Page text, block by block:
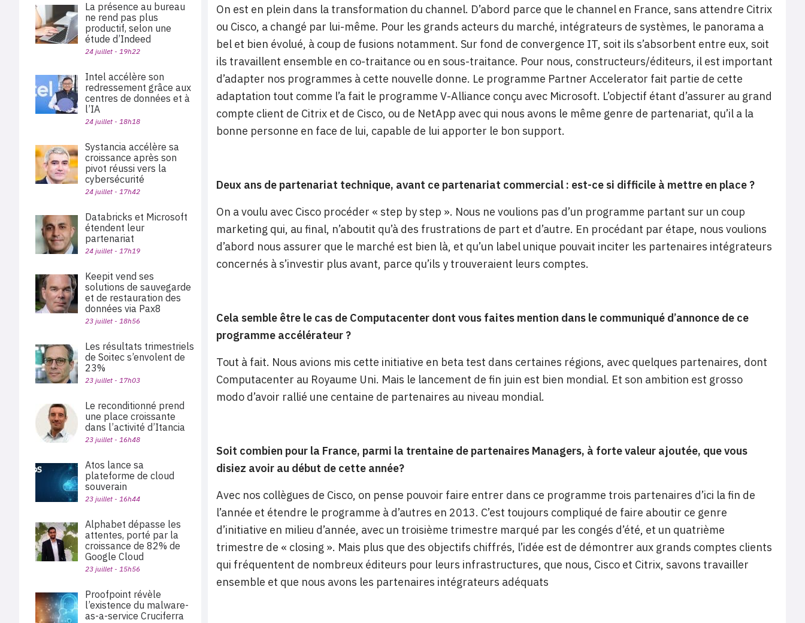
On est en plein dans la transformation du channel. D’abord parce que le channel en France, sans attendre Citrix
ou Cisco, a changé par lui-même. Pour les grands acteurs du marché, intégrateurs de systèmes, le panorama a
bel et bien évolué, à coup de fusions notamment. Sur fond de convergence IT, soit ils s’absorbent entre eux, soit
ils travaillent ensemble en co-traitance ou en sous-traitance. Pour nous, constructeurs/éditeurs, il est important
d’adapter nos programmes à cette nouvelle donne. Le programme Partner Accelerator fait partie de cette
adaptation tout comme l’a fait le programme V-Alliance conçu avec Microsoft. L’objectif étant d’assurer au grand
compte client de Citrix et de Cisco, ou de NetApp avec qui nous avons le même genre de partenariat, qu’il a la
bonne personne en face de lui, capable de lui apporter le bon support.
Deux ans de partenariat technique, avant ce partenariat commercial : est-ce si difficile à mettre en place ?
On a voulu avec Cisco procéder « step by step ». Nous ne voulions pas d’un programme partant sur un coup
marketing qui, au final, n’aboutit qu’à des frustrations de part et d’autre. En procédant par étape, nous voulions
d’abord nous assurer que le marché est bien là, et qu’un label unique pouvait inciter les partenaires intégrateurs
concernés à s’investir plus avant, parce qu’ils y trouveraient leurs comptes.
Cela semble être le cas de Computacenter dont vous faites mention dans le communiqué d’annonce de ce
programme accélérateur ?
Tout à fait. Nous avions mis cette initiative en beta test dans certaines régions, avec quelques partenaires, dont
Computacenter au Royaume Uni. Mais le lancement de fin juin est bien mondial. Et son ambition est grosso
modo d’avoir rallié une centaine de partenaires au niveau mondial.
Soit combien pour la France, parmi la trentaine de partenaires Managers, à forte valeur ajoutée, que vous
disiez avoir au début de cette année?
Avec nos collègues de Cisco, on pense pouvoir faire entrer dans ce programme trois partenaires d’ici la fin de
l’année et étendre le programme à d’autres en 2013. C’est toujours compliqué de faire aboutir ce genre
d’initiative en milieu d’année, avec un troisième trimestre marqué par les congés d’été, et un quatrième
trimestre de « closing ». Mais plus que des objectifs chiffrés, l’idée est de démontrer aux grands comptes clients
qui fréquentent de nombreux éditeurs pour leurs infrastructures, que nous, Cisco et Citrix, savons travailler
ensemble et que nous avons les partenaires intégrateurs adéquats
La présence au bureau
ne rend pas plus
productif, selon une
étude d’Indeed
24 juillet - 19h22
Intel accélère son
redressement grâce aux
centres de données et à
l’IA
24 juillet - 18h18
Systancia accélère sa
croissance après son
pivot réussi vers la
cybersécurité
24 juillet - 17h42
Databricks et Microsoft
étendent leur
partenariat
24 juillet - 17h19
Keepit vend ses
solutions de sauvegarde
et de restauration des
données via Pax8
23 juillet - 18h56
Les résultats trimestriels
de Soitec s’envolent de
23%
23 juillet - 17h03
Le reconditionné prend
une place croissante
dans l’activité d’Itancia
23 juillet - 16h48
Atos lance sa
plateforme de cloud
souverain
23 juillet - 16h44
Alphabet dépasse les
attentes, porté par la
croissance de 82% de
Google Cloud
23 juillet - 15h56
Proofpoint révèle
l’existence du malware-
as-a-service Cruciferra